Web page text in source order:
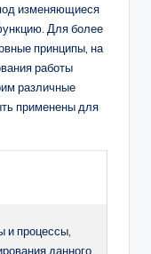
изменяющиеся
Для более
принципы, на
работы
различные
применены для
и процессы,
данного